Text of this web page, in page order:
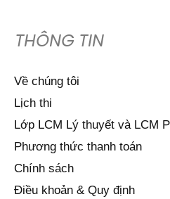
THÔNG TIN
Về chúng tôi
Lịch thi
Lớp LCM Lý thuyết và LCM
Phương thức thanh toán
Chính sách
Điều khoản & Quy định